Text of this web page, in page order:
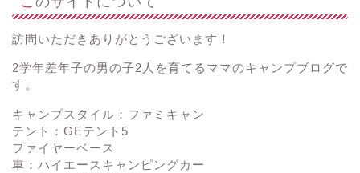
訪問いただきありがとうございます！
2学年差年子の男の子2人を育てるママのキャンプブログで
す。
キャンプスタイル：ファミキャン
テント：GEテント5
ファイヤーベース
車：ハイエースキャンピングカー